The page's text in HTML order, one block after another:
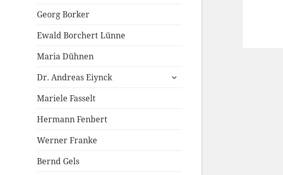
Georg Borker
Ewald Borchert Lünne
Maria Dühnen
Dr. Andreas Eiynck
untermenü
Mariele Fasselt
Hermann Fenbert
Werner Franke
Bernd Gels